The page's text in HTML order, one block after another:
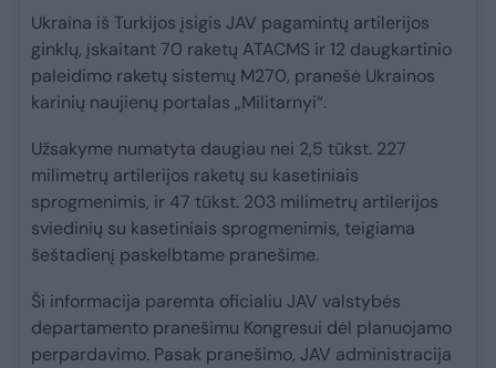
Ukraina iš Turkijos įsigis JAV pagamintų artilerijos
ginklų, įskaitant 70 raketų ATACMS ir 12 daugkartinio
paleidimo raketų sistemų M270, pranešė Ukrainos
karinių naujienų portalas „Militarnyi“.
Užsakyme numatyta daugiau nei 2,5 tūkst. 227
milimetrų artilerijos raketų su kasetiniais
sprogmenimis, ir 47 tūkst. 203 milimetrų artilerijos
sviedinių su kasetiniais sprogmenimis, teigiama
šeštadienį paskelbtame pranešime.
Ši informacija paremta oficialiu JAV valstybės
departamento pranešimu Kongresui dėl planuojamo
perpardavimo. Pasak pranešimo, JAV administracija